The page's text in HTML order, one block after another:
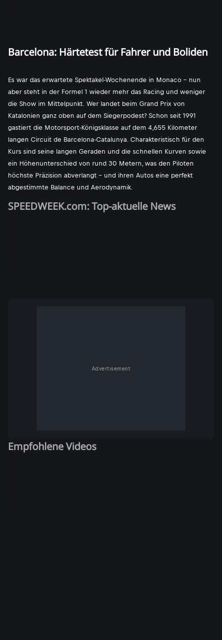
Barcelona: Härtetest für Fahrer und Boliden
Es war das erwartete Spektakel-Wochenende in Monaco - nun
aber steht in der Formel 1 wieder mehr das Racing und weniger
die Show im Mittelpunkt. Wer landet beim Grand Prix von
Katalonien ganz oben auf dem Siegerpodest? Schon seit 1991
gastiert die Motorsport-Königsklasse auf dem 4,655 Kilometer
langen Circuit de Barcelona-Catalunya. Charakteristisch für den
Kurs sind seine langen Geraden und die schnellen Kurven sowie
ein Höhenunterschied von rund 30 Metern, was den Piloten
höchste Präzision abverlangt - und ihren Autos eine perfekt
abgestimmte Balance und Aerodynamik.
SPEEDWEEK.com: Top-aktuelle News
Advertisement
Empfohlene Videos